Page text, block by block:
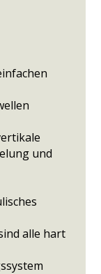
und
alle hart